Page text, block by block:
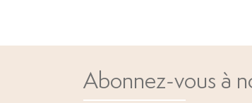
Abonnez-vous à